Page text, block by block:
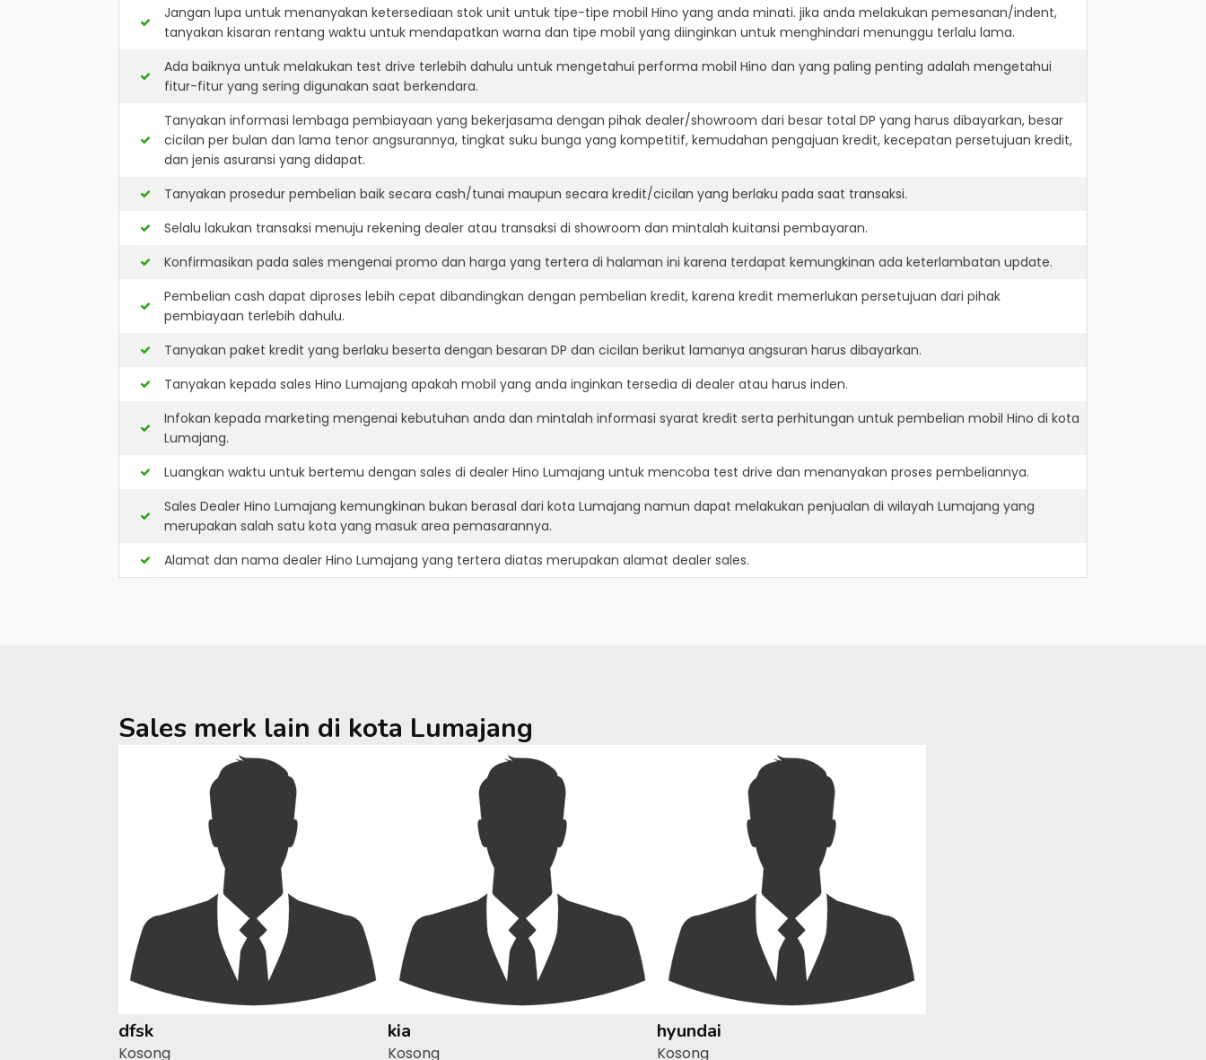
Jangan lupa untuk menanyakan ketersediaan stok unit untuk tipe-tipe mobil Hino yang anda minati. jika anda melakukan pemesanan/indent,
tanyakan kisaran rentang waktu untuk mendapatkan warna dan tipe mobil yang diinginkan untuk menghindari menunggu terlalu lama.
Ada baiknya untuk melakukan test drive terlebih dahulu untuk mengetahui performa mobil Hino dan yang paling penting adalah mengetahui
fitur-fitur yang sering digunakan saat berkendara.
Tanyakan informasi lembaga pembiayaan yang bekerjasama dengan pihak dealer/showroom dari besar total DP yang harus dibayarkan, besar
cicilan per bulan dan lama tenor angsurannya, tingkat suku bunga yang kompetitif, kemudahan pengajuan kredit, kecepatan persetujuan kredit,
dan jenis asuransi yang didapat.
Tanyakan prosedur pembelian baik secara cash/tunai maupun secara kredit/cicilan yang berlaku pada saat transaksi.
Selalu lakukan transaksi menuju rekening dealer atau transaksi di showroom dan mintalah kuitansi pembayaran.
Konfirmasikan pada sales mengenai promo dan harga yang tertera di halaman ini karena terdapat kemungkinan ada keterlambatan update.
Pembelian cash dapat diproses lebih cepat dibandingkan dengan pembelian kredit, karena kredit memerlukan persetujuan dari pihak
pembiayaan terlebih dahulu.
Tanyakan paket kredit yang berlaku beserta dengan besaran DP dan cicilan berikut lamanya angsuran harus dibayarkan.
Tanyakan kepada sales Hino Lumajang apakah mobil yang anda inginkan tersedia di dealer atau harus inden.
Infokan kepada marketing mengenai kebutuhan anda dan mintalah informasi syarat kredit serta perhitungan untuk pembelian mobil Hino di kota
Lumajang.
Luangkan waktu untuk bertemu dengan sales di dealer Hino Lumajang untuk mencoba test drive dan menanyakan proses pembeliannya.
Sales Dealer Hino Lumajang kemungkinan bukan berasal dari kota Lumajang namun dapat melakukan penjualan di wilayah Lumajang yang
merupakan salah satu kota yang masuk area pemasarannya.
Alamat dan nama dealer Hino Lumajang yang tertera diatas merupakan alamat dealer sales.
Sales merk lain di kota Lumajang
dfsk
Kosong
kia
Kosong
hyundai
Kosong